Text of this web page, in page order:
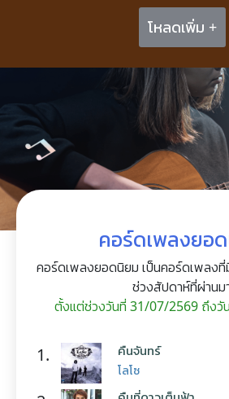
โหลดเพิ่ม +
คอร์ดเพลงยอ
คอร์ดเพลงยอดนิยม เป็นคอร์ดเพลงที่
ช่วงสัปดาห์ที่ผ่านม
ตั้งแต่ช่วงวันที่ 31/07/2569 ถึง
1. คืนจันทร์
โลโซ